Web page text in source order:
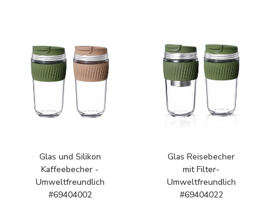
Glas und Silikon
Kaffeebecher -
Umweltfreundlich
#69404002
Glas Reisebecher
mit Filter-
Umweltfreundlich
#69404022